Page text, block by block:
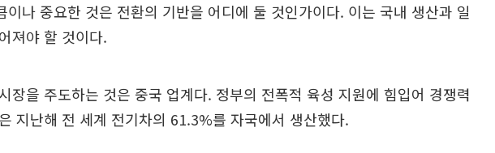
이나 중요한 것은 전환의 기반을 어디에 둘 것인가이다. 이는 국내 생산과 일
져야 할 것이다.
장을 주도하는 것은 중국 업계다. 정부의 전폭적 육성 지원에 힘입어 경쟁력
지난해 전 세계 전기차의 61.3%를 자국에서 생산했다.